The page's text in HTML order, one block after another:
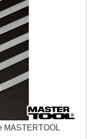
MASTERTOOL